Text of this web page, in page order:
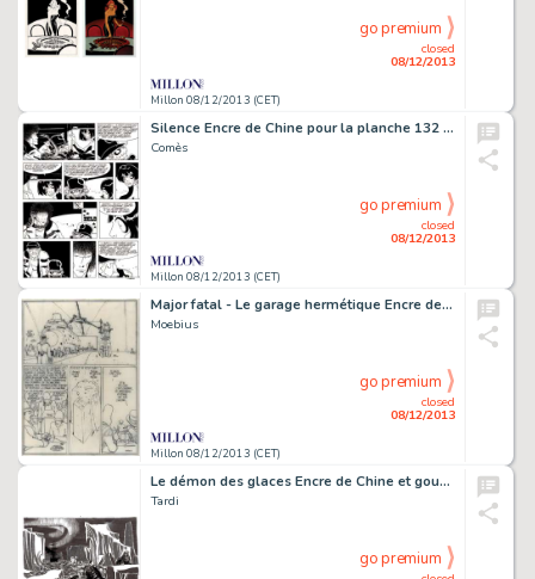
Millon 08/12/2013 (CET)
closed
08/12/2013
go premium
Silence Encre de Chine pour la planche 132 de la première édition
Comès
Millon 08/12/2013 (CET)
closed
08/12/2013
go premium
Major fatal - Le garage hermétique Encre de Chine sur calque pour
Moebius
Millon 08/12/2013 (CET)
closed
08/12/2013
go premium
Le démon des glaces Encre de Chine et gouache blanche pour les pages
Tardi
go premium